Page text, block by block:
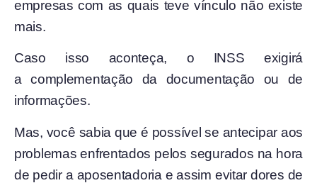
empresas com as quais teve vínculo não existe
mais.
Caso isso aconteça, o INSS exigirá
a complementação da documentação ou de
informações.
Mas, você sabia que é possível se antecipar aos
problemas enfrentados pelos segurados na hora
de pedir a aposentadoria e assim evitar dores de